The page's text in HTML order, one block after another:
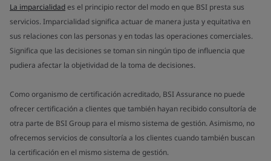
La imparcialidades el principio rector del modo en que BSI presta sus
servicios. Imparcialidad significa actuar de manera justa y equitativa en
sus relaciones con las personas y en todas las operaciones comerciales.
Significa que las decisiones se toman sin ningún tipo de influencia que
pudiera afectar la objetividad de la toma de decisiones.
Como organismo de certificación acreditado, BSI Assurance no puede
ofrecer certificación a clientes que también hayan recibido consultoría de
otra parte de BSI Group para el mismo sistema de gestión. Asimismo, no
ofrecemos servicios de consultoría a los clientes cuando también buscan
la certificación en el mismo sistema de gestión.